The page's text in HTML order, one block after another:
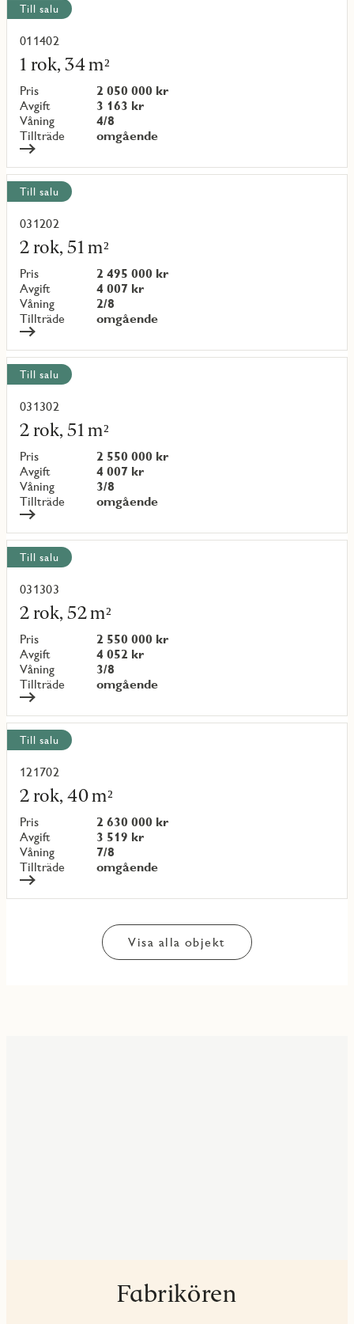
Visa
alla
objekt
Till salu
011402
1 rok, 34 m²
Pris
2 050 000 kr
Avgift
3 163 kr
Våning
4/8
Tillträde
omgående
Läs
mer
om
objekt
{objectNumber}
Till salu
031202
2 rok, 51 m²
Pris
2 495 000 kr
Avgift
4 007 kr
Våning
2/8
Tillträde
omgående
Läs
mer
om
objekt
{objectNumber}
Till salu
031302
2 rok, 51 m²
Pris
2 550 000 kr
Avgift
4 007 kr
Våning
3/8
Tillträde
omgående
Läs
mer
om
objekt
{objectNumber}
Till salu
031303
2 rok, 52 m²
Pris
2 550 000 kr
Avgift
4 052 kr
Våning
3/8
Tillträde
omgående
Läs
mer
om
objekt
{objectNumber}
Till salu
121702
2 rok, 40 m²
Pris
2 630 000 kr
Avgift
3 519 kr
Våning
7/8
Tillträde
omgående
Läs
mer
om
objekt
{objectNumber}
Visa alla objekt
Fabrikören